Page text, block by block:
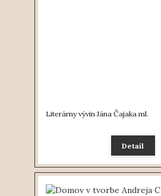
Literárny vývin Jána Čajaka ml.
Detail